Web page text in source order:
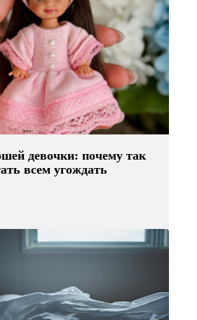
девочки: почему так
всем угождать